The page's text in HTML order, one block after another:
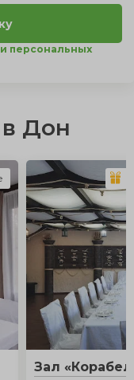
персональных
Дон
Зал